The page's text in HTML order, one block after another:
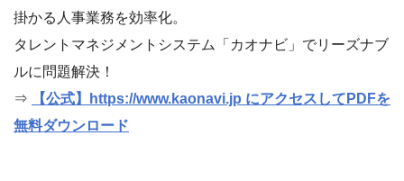
掛かる人事業務を効率化。
タレントマネジメントシステム「カオナビ」でリーズナブ
ルに問題解決！
⇒
【公式】https://www.kaonavi.jp にアクセスしてPDFを
無料ダウンロード